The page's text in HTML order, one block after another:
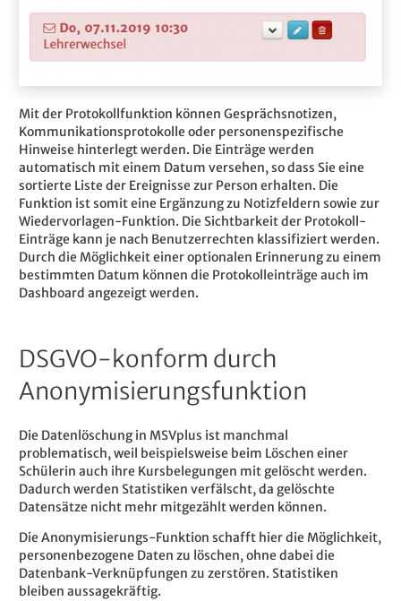
Mit der Protokollfunktion können Gesprächsnotizen,
Kommunikationsprotokolle oder personenspezifische
Hinweise hinterlegt werden. Die Einträge werden
automatisch mit einem Datum versehen, so dass Sie eine
sortierte Liste der Ereignisse zur Person erhalten. Die
Funktion ist somit eine Ergänzung zu Notizfeldern sowie zur
Wiedervorlagen-Funktion. Die Sichtbarkeit der Protokoll-
Einträge kann je nach Benutzerrechten klassifiziert werden.
Durch die Möglichkeit einer optionalen Erinnerung zu einem
bestimmten Datum können die Protokolleinträge auch im
Dashboard angezeigt werden.
DSGVO-konform durch
Anonymisierungsfunktion
Die Datenlöschung in MSVplus ist manchmal
problematisch, weil beispielsweise beim Löschen einer
Schülerin auch ihre Kursbelegungen mit gelöscht werden.
Dadurch werden Statistiken verfälscht, da gelöschte
Datensätze nicht mehr mitgezählt werden können.
Die Anonymisierungs-Funktion schafft hier die Möglichkeit,
personenbezogene Daten zu löschen, ohne dabei die
Datenbank-Verknüpfungen zu zerstören. Statistiken
bleiben aussagekräftig.